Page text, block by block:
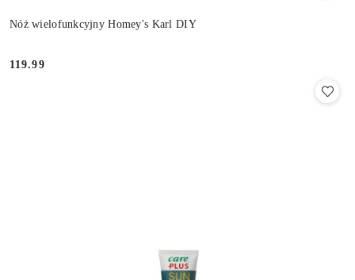
Nóż wielofunkcyjny Homey's Karl DIY
Cena:
119.99